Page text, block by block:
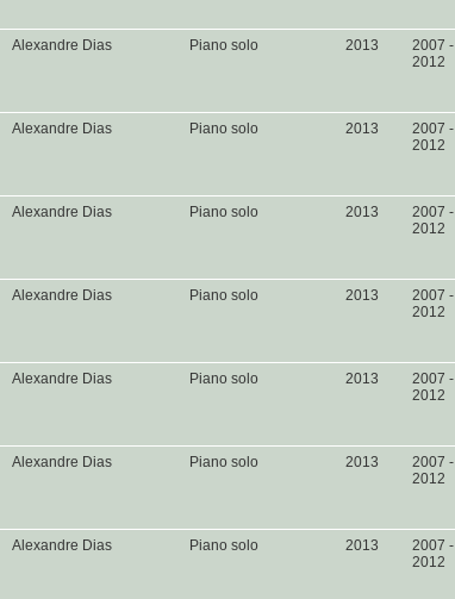
Alexandre Dias Piano solo 2013
2007 -
2012
Alexandre Dias Piano solo 2013
2007 -
2012
Alexandre Dias Piano solo 2013
2007 -
2012
Alexandre Dias Piano solo 2013
2007 -
2012
Alexandre Dias Piano solo 2013
2007 -
2012
Alexandre Dias Piano solo 2013
2007 -
2012
Alexandre Dias Piano solo 2013
2007 -
2012